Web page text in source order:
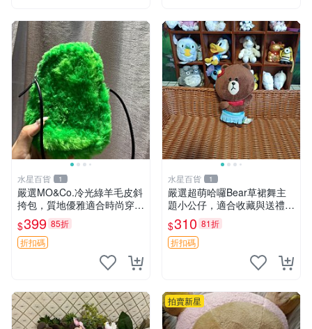
水星百貨 1
嚴選MO&Co.冷光綠羊毛皮斜
挎包，質地優雅適合時尚穿搭
冷光綠 皮包 斜挎包
$399 85折
折扣碼
水星百貨 1
嚴選超萌哈囉Bear草裙舞主
題小公仔，適合收藏與送禮 1
00 克 哈囉Bear 草裙舞
$310 81折
折扣碼
拍賣新星